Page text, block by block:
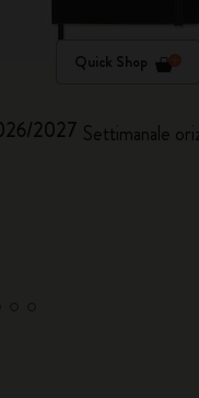
Quick Shop
2027 Settimanale